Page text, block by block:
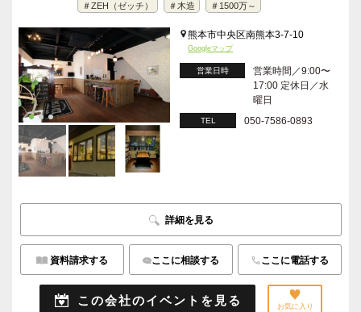
＃ZEH（ゼッチ） ＃木造 ＃1500万～
熊本市中央区南熊本3-7-10
Googleマップ
営業日時
営業時間／9:00〜
17:00 定休日／水
曜日
TEL 050-7586-0893
この会社のイベントを見る お気に入り
詳細を見る
資料請求する ここに相談する ここに電話する